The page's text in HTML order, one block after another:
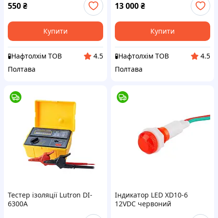
550₴
Купити
🧪Нафтолхім ТОВ
4.5
Полтава
13 000₴
Купити
🧪Нафтолхім ТОВ
4.5
Полтава
Тестер ізоляції Lutron DI-
6300A
Індикатор LED XD10-6
12VDC червоний